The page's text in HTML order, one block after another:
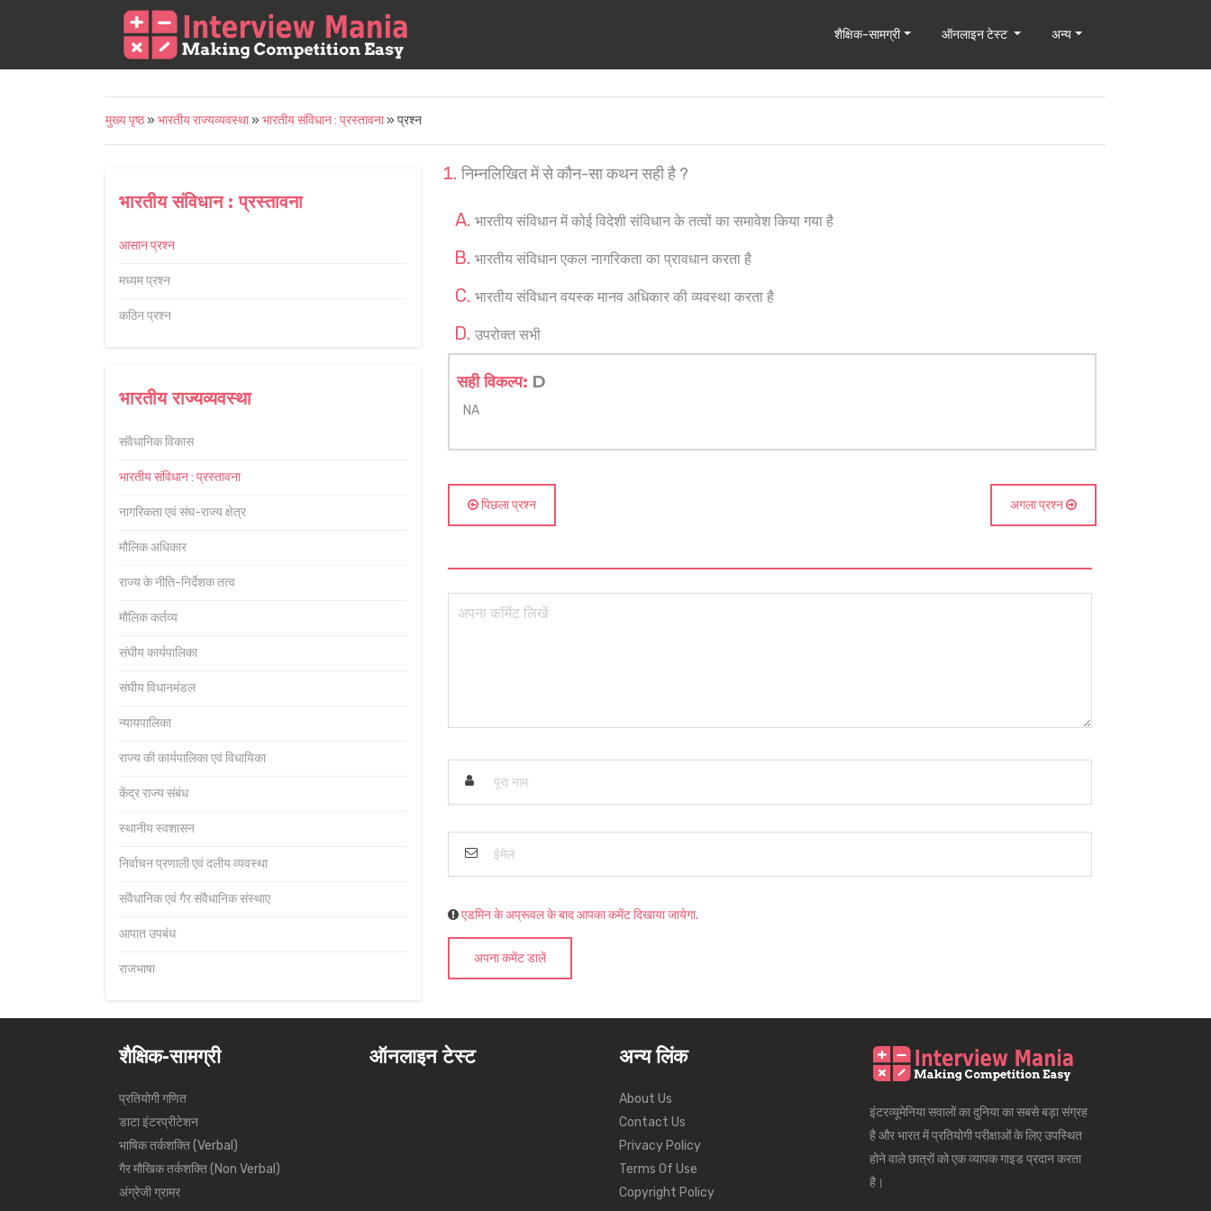
शैक्षिक-सामग्री ऑनलाइन टेस्ट अन्य
मुख्य पृष्ठ» भारतीय राज्यव्यवस्था» भारतीय संविधान : प्रस्तावना» प्रश्न
भारतीय संविधान : प्रस्तावना
आसान प्रश्न
मध्यम प्रश्न
कठिन प्रश्न
भारतीय राज्यव्यवस्था
संवैधानिक विकास
भारतीय संविधान : प्रस्तावना
नागरिकता एवं संघ-राज्य क्षेत्र
मौलिक अधिकार
राज्य के नीति-निर्देशक तत्व
मौलिक कर्तव्य
संघीय कार्यपालिका
संघीय विधानमंडल
न्यायपालिका
राज्य की कार्यपालिका एवं विधायिका
केंद्र राज्य संबंध
स्थानीय स्वशासन
निर्वाचन प्रणाली एवं दलीय व्यवस्था
संवैधानिक एवं गैर संवैधानिक संस्थाए
आपात उपबंध
राजभाषा
निम्नलिखित में से कौन-सा कथन सही है ?
भारतीय संविधान में कोई विदेशी संविधान के तत्वों का समावेश किया गया है
भारतीय संविधान एकल नागरिकता का प्रावधान करता है
भारतीय संविधान वयस्क मानव अधिकार की व्यवस्था करता है
उपरोक्त सभी
सही विकल्प: D
NA
पिछला प्रश्न अगला प्रश्न
एडमिन के अप्रूवल के बाद आपका कमेंट दिखाया जायेगा.
अपना कमेंट डालें
शैक्षिक-सामग्री
प्रतियोगी गणित
डाटा इंटरप्रीटेशन
भाषिक तर्कशक्ति (Verbal)
गैर मौखिक तर्कशक्ति (Non Verbal)
अंग्रेजी ग्रामर
ऑनलाइन टेस्ट अन्य लिंक
About Us
Contact Us
Privacy Policy
Terms Of Use
Copyright Policy
इंटरव्यूमेनिया सवालों का दुनिया का सबसे बड़ा संग्रह
है और भारत में प्रतियोगी परीक्षाओं के लिए उपस्थित
होने वाले छात्रों को एक व्यापक गाइड प्रदान करता
है।